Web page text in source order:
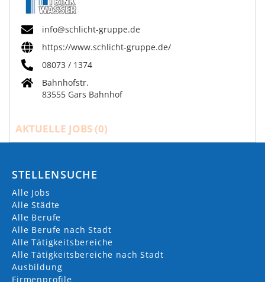
info@schlicht-gruppe.de
https://www.schlicht-gruppe.de/
08073 / 1374
Bahnhofstr.
83555 Gars Bahnhof
AKTUELLE JOBS (0)
STELLENSUCHE
Alle Jobs
Alle Städte
Alle Berufe
Alle Berufe nach Stadt
Alle Tätigkeitsbereiche
Alle Tätigkeitsbereiche nach Stadt
Ausbildung
Firmenprofile